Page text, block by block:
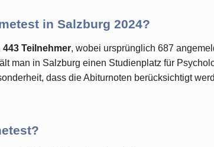
in Salzburg 2024?
Teilnehmer, wobei ursprünglich 687
man in Salzburg einen Studienplatz für
dass die Abiturnoten berücksichtigt